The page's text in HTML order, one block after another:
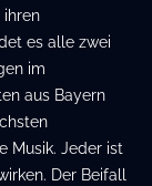
ihren
es alle zwei
im
aus Bayern
Musik. Jeder ist
Der Beifall